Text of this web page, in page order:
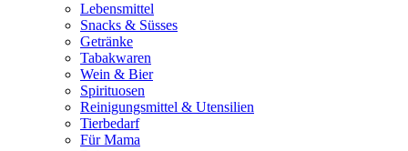
Lebensmittel
Snacks & Süsses
Getränke
Tabakwaren
Wein & Bier
Spirituosen
Reinigungsmittel & Utensilien
Tierbedarf
Für Mama